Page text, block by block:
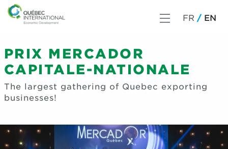
FR EN
PRIX MERCADOR
CAPITALE-NATIONALE
The largest gathering of Quebec exporting
businesses!